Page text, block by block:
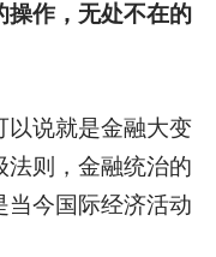
操作，无处不在的
以说就是金融大变
法则，金融统治的
当今国际经济活动